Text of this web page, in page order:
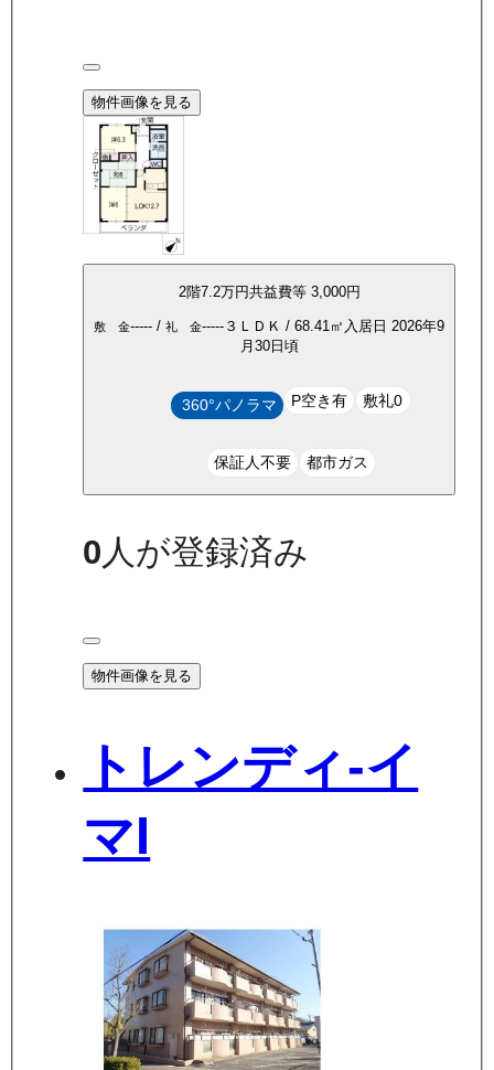
物件画像を見る
2階7.2万円共益費等 3,000円
敷 金----- / 礼 金----- ３ＬＤＫ / 68.41㎡ 入居日 2026年9
月30日頃
360°パノラマ P空き有 敷礼0
保証人不要 都市ガス
0人が登録済み
物件画像を見る
トレンディ-イ
マI